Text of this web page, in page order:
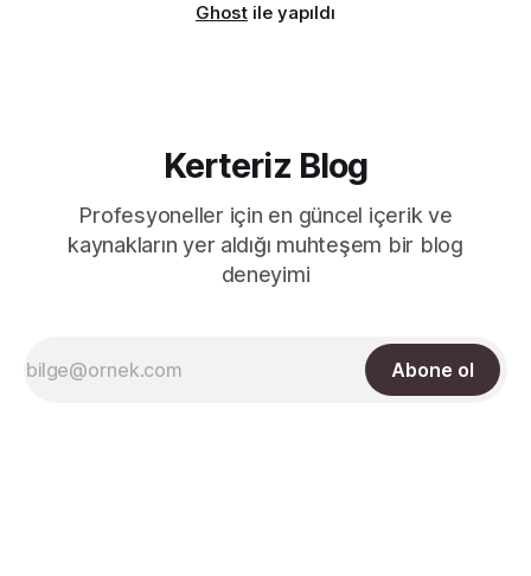
Ghost ile yapıldı
Kerteriz Blog
Profesyoneller için en güncel içerik ve
kaynakların yer aldığı muhteşem bir blog
deneyimi
Abone ol